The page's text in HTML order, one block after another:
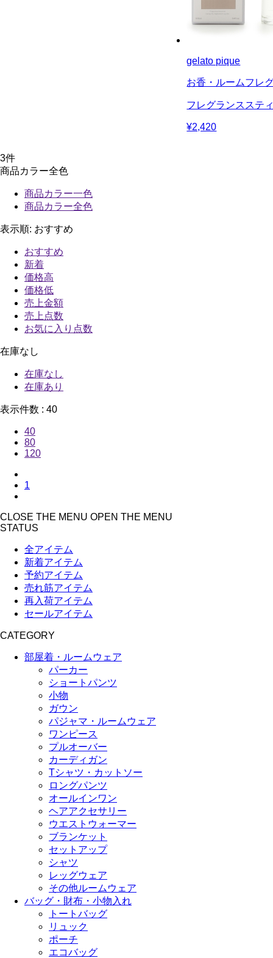
gelato pique
お香・ルームフレ
フレグランスステ
¥2,420
3件
商品カラー全色
商品カラー一色
商品カラー全色
表示順: おすすめ
おすすめ
新着
価格高
価格低
売上金額
売上点数
お気に入り点数
在庫なし
在庫なし
在庫あり
表示件数 : 40
40
80
120
1
CLOSE THE MENU OPEN THE MENU
STATUS
全アイテム
新着アイテム
予約アイテム
売れ筋アイテム
再入荷アイテム
セールアイテム
CATEGORY
部屋着・ルームウェア
パーカー
ショートパンツ
小物
ガウン
パジャマ・ルームウェア
ワンピース
プルオーバー
カーディガン
Tシャツ・カットソー
ロングパンツ
オールインワン
ヘアアクセサリー
ウエストウォーマー
ブランケット
セットアップ
シャツ
レッグウェア
その他ルームウェア
バッグ・財布・小物入れ
トートバッグ
リュック
ポーチ
エコバッグ